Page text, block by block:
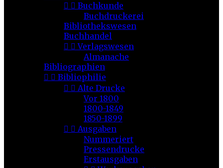
  Buchkunde
Buchdruckerei
Bibliothekswesen
Buchhandel
  Verlagswesen
Almanache
Bibliographien
  Bibliophilie
  Alte Drucke
Vor 1800
1800-1849
1850-1899
  Ausgaben
Nummeriert
Pressendrucke
Erstausgaben